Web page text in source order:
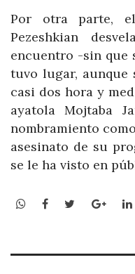
Por otra parte,
Pezeshkian
encuentro -sin que
tuvo lugar, aunque
casi dos hora y
ayatola Mojtaba
nombramiento
asesinato de su
se le ha visto en
WhatsApp
Facebook
Twitter